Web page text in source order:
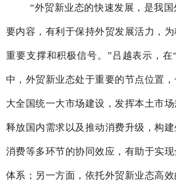
“外贸新业态的快速发展，是我
要内容，有利于保持外贸发展活力，
重要支撑和积极信号。”吕越表示，在
中，外贸新业态处于重要的节点位置
大全国统一大市场建设，发挥本土市
释放国内需求以及推动消费升级，构建
消费等多环节的协同效应，有助于实
体系；另一方面，依托外贸新业态高